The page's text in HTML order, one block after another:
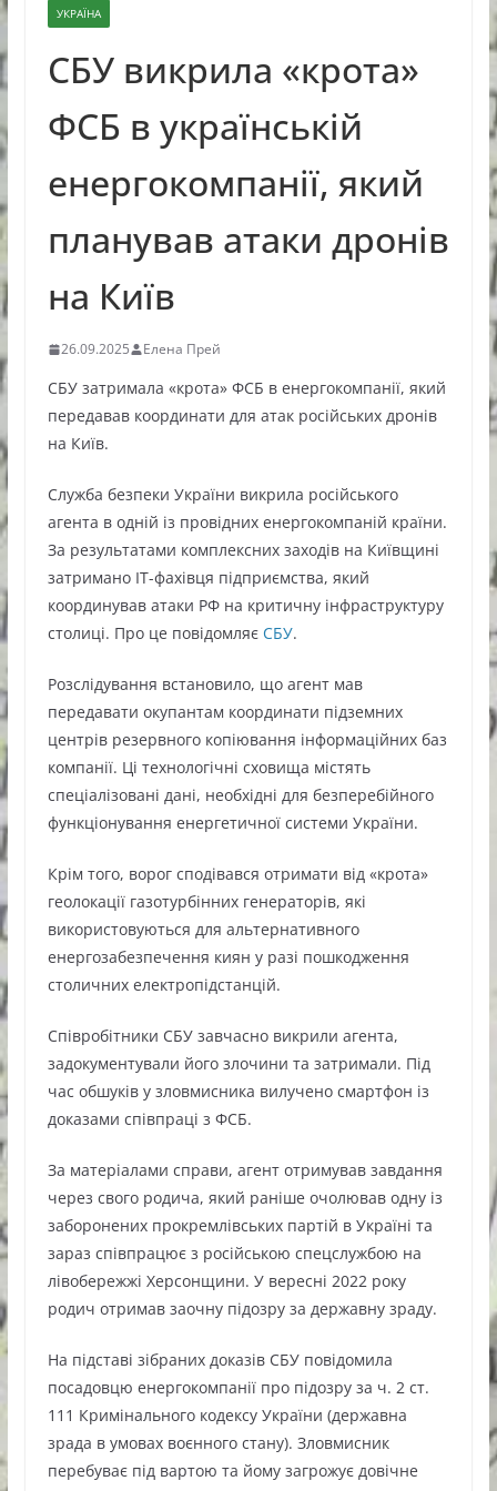
УКРАЇНА
СБУ викрила «крота»
ФСБ в українській
енергокомпанії, який
планував атаки дронів
на Київ
26.09.2025 Елена Прей
СБУ затримала «крота» ФСБ в енергокомпанії, який
передавав координати для атак російських дронів
на Київ.
Служба безпеки України викрила російського
агента в одній із провідних енергокомпаній країни.
За результатами комплексних заходів на Київщині
затримано ІТ-фахівця підприємства, який
координував атаки РФ на критичну інфраструктуру
столиці. Про це повідомляє СБУ.
Розслідування встановило, що агент мав
передавати окупантам координати підземних
центрів резервного копіювання інформаційних баз
компанії. Ці технологічні сховища містять
спеціалізовані дані, необхідні для безперебійного
функціонування енергетичної системи України.
Крім того, ворог сподівався отримати від «крота»
геолокації газотурбінних генераторів, які
використовуються для альтернативного
енергозабезпечення киян у разі пошкодження
столичних електропідстанцій.
Співробітники СБУ завчасно викрили агента,
задокументували його злочини та затримали. Під
час обшуків у зловмисника вилучено смартфон із
доказами співпраці з ФСБ.
За матеріалами справи, агент отримував завдання
через свого родича, який раніше очолював одну із
заборонених прокремлівських партій в Україні та
зараз співпрацює з російською спецслужбою на
лівобережжі Херсонщини. У вересні 2022 року
родич отримав заочну підозру за державну зраду.
На підставі зібраних доказів СБУ повідомила
посадовцю енергокомпанії про підозру за ч. 2 ст.
111 Кримінального кодексу України (державна
зрада в умовах воєнного стану). Зловмисник
перебуває під вартою та йому загрожує довічне